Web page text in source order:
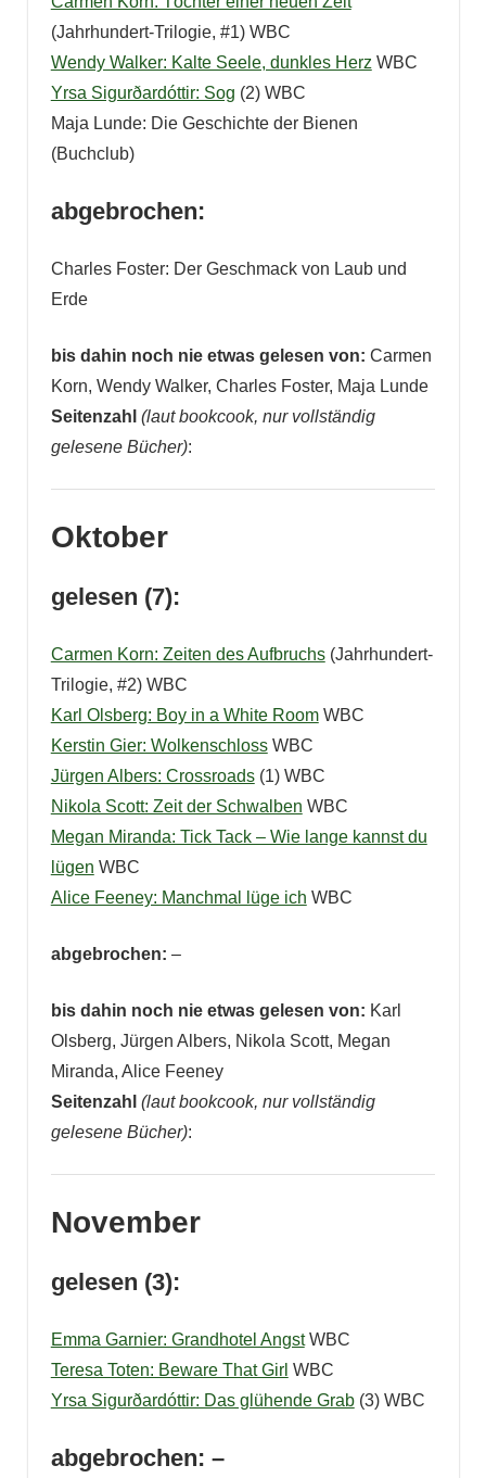
(Jahrhundert-Trilogie, #1) WBC
Wendy Walker: Kalte Seele, dunkles HerzWBC
Yrsa Sigurðardóttir: Sog (2) WBC
Maja Lunde: Die Geschichte der Bienen
(Buchclub)
abgebrochen:
Charles Foster: Der Geschmack von Laub und
Erde
bis dahin noch nie etwas gelesen von: Carmen
Korn, Wendy Walker, Charles Foster, Maja Lunde
Seitenzahl (laut bookcook, nur vollständig
gelesene Bücher):
Oktober
gelesen (7):
Carmen Korn: Zeiten des Aufbruchs(Jahrhundert-
Trilogie, #2) WBC
Karl Olsberg: Boy in a White RoomWBC
Kerstin Gier: WolkenschlossWBC
Jürgen Albers: Crossroads(1) WBC
Nikola Scott: Zeit der Schwalben WBC
Megan Miranda: Tick Tack – Wie lange kannst du
lügen WBC
Alice Feeney: Manchmal lüge ich WBC
abgebrochen: –
bis dahin noch nie etwas gelesen von: Karl
Olsberg, Jürgen Albers, Nikola Scott, Megan
Miranda, Alice Feeney
Seitenzahl (laut bookcook, nur vollständig
gelesene Bücher):
November
gelesen (3):
Emma Garnier: Grandhotel AngstWBC
Teresa Toten: Beware That Girl WBC
Yrsa Sigurðardóttir: Das glühende Grab(3) WBC
abgebrochen: –